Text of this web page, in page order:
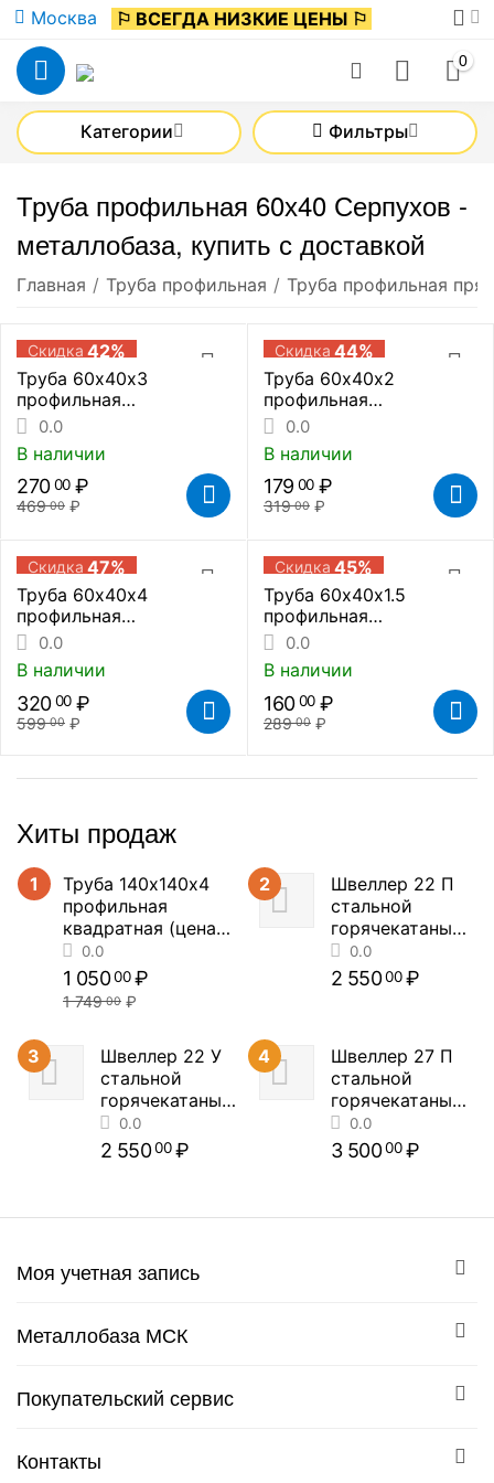
Москва ⚐ ВСЕГДА НИЗКИЕ ЦЕНЫ ⚐
0
Категории Фильтры
Труба профильная 60х40 Серпухов -
металлобаза, купить с доставкой
Главная / Труба профильная / Труба профильная
Скидка 42%
Труба 60х40х3
профильная
прямоугольная (цена за
метр погонный)
0.0
В наличии
469 00 ₽
270 00 ₽
Скидка 44%
Труба 60х40х2
профильная
прямоугольная (цена за
метр погонный)
0.0
В наличии
319 00 ₽
179 00 ₽
Скидка 47%
Труба 60х40х4
профильная
прямоугольная (цена за
метр погонный)
0.0
В наличии
599 00 ₽
320 00 ₽
Скидка 45%
Труба 60х40х1.5
профильная
прямоугольная (цена за
метр погонный)
0.0
В наличии
289 00 ₽
160 00 ₽
Хиты продаж
1
Труба 140х140х4
профильная
квадратная (цена
за метр погонный)
0.0
1 749 00 ₽
1 05000 ₽
2
Швеллер 22 П
стальной
горячекатаный
(цена за метр
погонный)
0.0
2 55000 ₽
3
Швеллер 22 У
стальной
горячекатаный
(цена за метр
погонный)
2 55000 ₽
4
Швеллер 27 П
стальной
горячекатаный
(цена за метр
погонный)
3 50000 ₽
Моя учетная запись
Металлобаза МСК
Покупательский сервис
Контакты